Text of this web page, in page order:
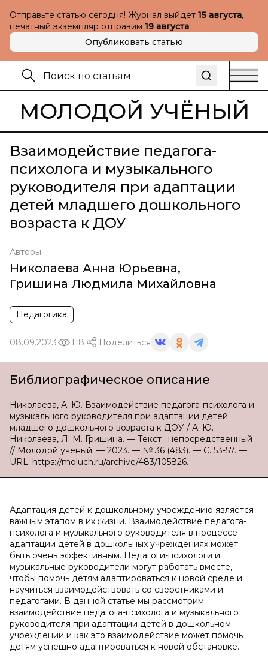
Отправьте статью сегодня! Журнал выйдет 15 августа,
печатный экземпляр отправим 19 августа
Опубликовать статью
МОЛОДОЙ УЧЁНЫЙ
Взаимодействие педагога-
психолога и музыкального
руководителя при адаптации
детей младшего дошкольного
возраста к ДОУ
Авторы
Николаева Анна Юрьевна,
Гришина Людмила Михайловна
Педагогика
08.09.2023 118 Поделиться
Библиографическое описание
Николаева, А. Ю. Взаимодействие педагога-психолога и
музыкального руководителя при адаптации детей
младшего дошкольного возраста к ДОУ / А. Ю.
Николаева, Л. М. Гришина. — Текст : непосредственный
// Молодой ученый. — 2023. — № 36 (483). — С. 53-57. —
URL: https://moluch.ru/archive/483/105826.
Адаптация детей к дошкольному учреждению является
важным этапом в их жизни. Взаимодействие педагога-
психолога и музыкального руководителя в процессе
адаптации детей в дошкольных учреждениях может
быть очень эффективным. Педагоги-психологи и
музыкальные руководители могут работать вместе,
чтобы помочь детям адаптироваться к новой среде и
научиться взаимодействовать со сверстниками и
педагогами. В данной статье мы рассмотрим
взаимодействие педагога-психолога и музыкального
руководителя при адаптации детей в дошкольном
учреждении и как это взаимодействие может помочь
детям успешно адаптироваться к новой обстановке.